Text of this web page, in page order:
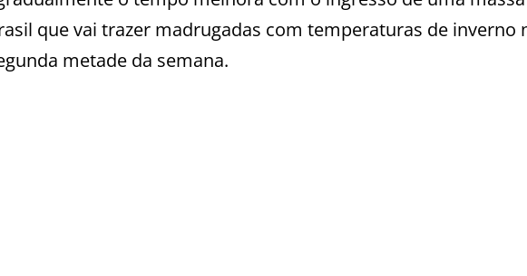
que vai trazer madrugadas com temperaturas de inverno
metade da semana.